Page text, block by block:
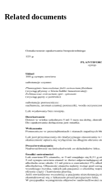
Related documents